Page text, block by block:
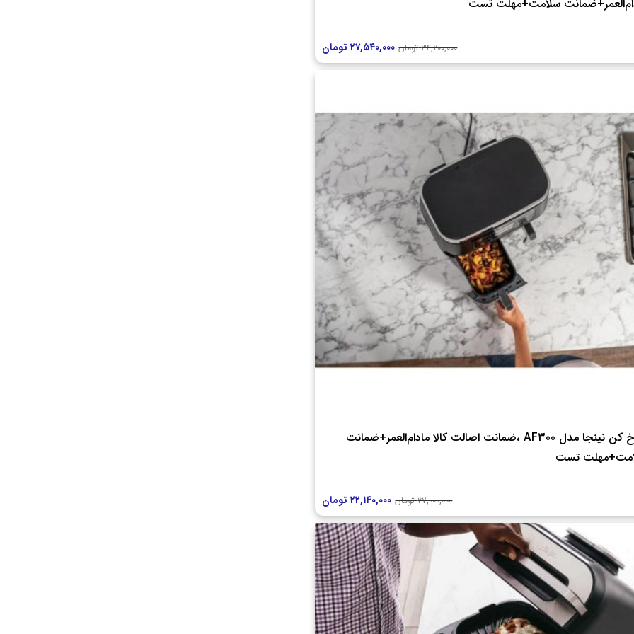
سلامت+مهلت تست
۳۴,۲۰۰,۰۰۰ تومان ۲۷,۵۴۰,۰۰۰ تومان
سرخ کن نینجا مدل AF300 ،ضمانت اصالت کالا مادام‌العمر+ضمانت
تست
۲۷,۰۰۰,۰۰۰ تومان ۲۲,۱۴۰,۰۰۰ تومان